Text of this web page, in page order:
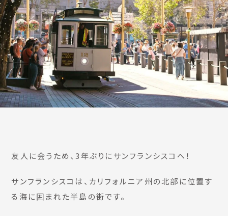
友人に会うため、3年ぶりにサンフランシスコへ！
サンフランシスコは、カリフォルニア州の北部に位置す
る海に囲まれた半島の街です。